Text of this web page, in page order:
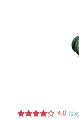
4,0 (2x)